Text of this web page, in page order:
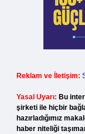
Reklam ve İletişim:
Yasal Uyarı: Bu
şirketi ile hiçbir
hazırladığımız
haber niteliği